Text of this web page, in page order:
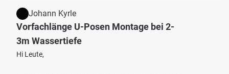
Johann Kyrle
Vorfachlänge U-Posen Montage bei 2-
3m Wassertiefe
Hi Leute,